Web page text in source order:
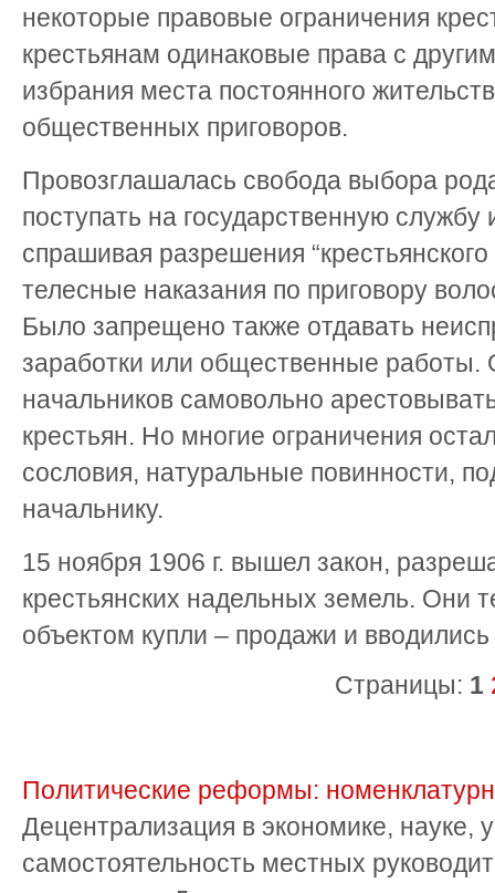
некоторые правовые ограничения
крестьянам одинаковые права с
избрания места постоянного
общественных приговоров.
Провозглашалась свобода выбора
поступать на государственную
спрашивая разрешения
телесные наказания по приговору
Было запрещено также отдавать
заработки или общественные работы.
начальников самовольно
крестьян. Но многие ограничения
сословия, натуральные повинности,
начальнику.
15 ноября 1906 г. вышел закон,
крестьянских надельных земель. Они
объектом купли – продажи и
Страницы: 1
Политические реформы:
Децентрализация в экономике, науке,
самостоятельность местных